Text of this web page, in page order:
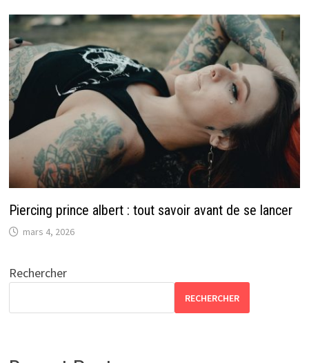
Piercing prince albert : tout savoir avant de se lancer
mars 4, 2026
Rechercher
RECHERCHER